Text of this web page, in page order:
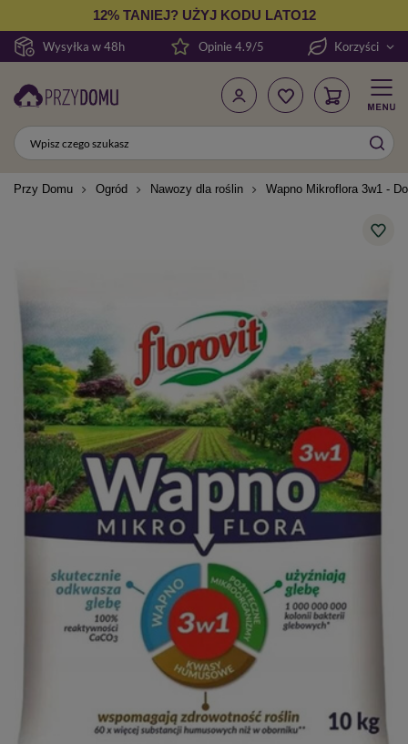
Wysyłka w 48h
12% TANIEJ? UŻYJ KODU LATO12
Opinie 4.9/5 Korzyści
Przy Domu Ogród Nawozy dla roślin Wapno Mikroflora 3w1 -